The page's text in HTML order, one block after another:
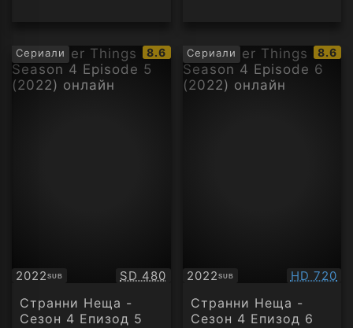
Сериали
IMDb
рейтинг:
8.6
2022SUB
Субтитри Качество:
SD 480
Странни Неща -
Сезон 4 Епизод 5
Сериали
IMDb
8.6
2022SUB
Субтитри HD 720
Странни Неща -
Сезон 4 Епизод 6